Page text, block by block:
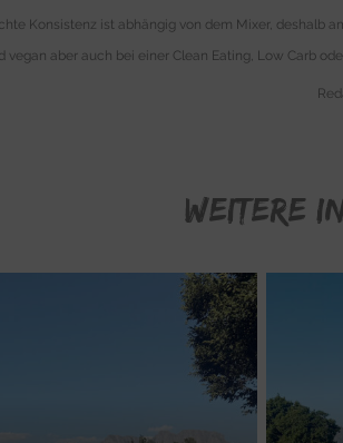
Konsistenz ist abhängig von dem Mixer, deshalb
aber auch bei einer Clean Eating, Low Carb
WEITERE